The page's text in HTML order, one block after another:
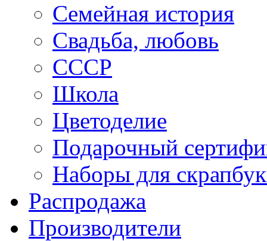
Семейная история
Свадьба, любовь
СССР
Школа
Цветоделие
Подарочный
Наборы для
Распродажа
Производители